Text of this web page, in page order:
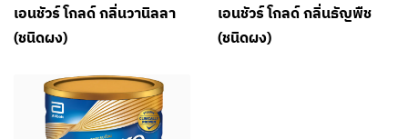
เอนชัวร์ โกลด์ กลิ่นวานิลลา
(ชนิดผง)
เอนชัวร์ โกลด์ กลิ่นธัญพืช
(ชนิดผง)